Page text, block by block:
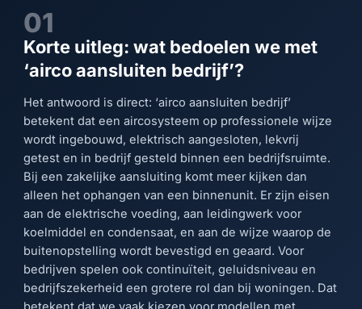
01
Korte uitleg: wat bedoelen we met
‘airco aansluiten bedrijf’?
Het antwoord is direct: ‘airco aansluiten bedrijf’
betekent dat een aircosysteem op professionele wijze
wordt ingebouwd, elektrisch aangesloten, lekvrij
getest en in bedrijf gesteld binnen een bedrijfsruimte.
Bij een zakelijke aansluiting komt meer kijken dan
alleen het ophangen van een binnenunit. Er zijn eisen
aan de elektrische voeding, aan leidingwerk voor
koelmiddel en condensaat, en aan de wijze waarop de
buitenopstelling wordt bevestigd en geaard. Voor
bedrijven spelen ook continuïteit, geluidsniveau en
bedrijfszekerheid een grotere rol dan bij woningen. Dat